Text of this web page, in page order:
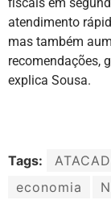
atendimento
mas também
recomendações,
explica Sousa.
Tags:
economia